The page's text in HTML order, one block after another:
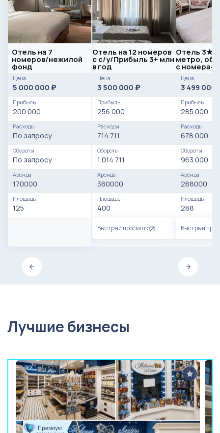
Отель на 7
номеров/нежилой
фонд
Цена
5 000 000 ₽
Прибыль
200 000
Расходы
По запросу
Обороты
По запросу
Аренда
170000
Площадь
125
Отель на 12 номеров
с с/у/Прибыль 3+ млн
в год
Цена
3 500 000 ₽
Прибыль
256 000
Расходы
714 711
Обороты
1 014 711
Аренда
380000
Площадь
400
Быстрый просмотр
Отель 3★
метро,
с номера#
Цена
3 499 000
Прибыль
285 000
Расходы
678 000
Обороты
963 000
Аренда
288000
Площадь
288
Быстрый
Лучшие бизнесы